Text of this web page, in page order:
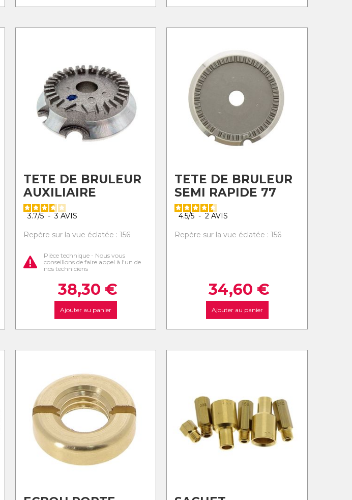
TETE DE BRULEUR
AUXILIAIRE
3.7/5 - 3 AVIS
Repère sur la vue éclatée : 156
Pièce technique - Nous vous
conseillons de faire appel à l'un de
nos techniciens
38,30 €
Ajouter au panier
TETE DE BRULEUR
SEMI RAPIDE 77
4.5/5 - 2AVIS
Repère sur la vue éclatée : 156
34,60 €
Ajouter au panier